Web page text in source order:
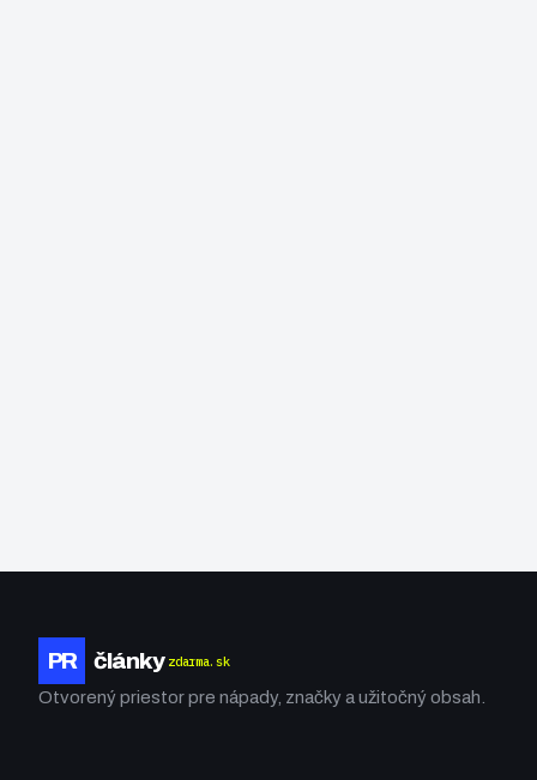
PR články zdarma.sk
Otvorený priestor pre nápady, značky a užitočný obsah.